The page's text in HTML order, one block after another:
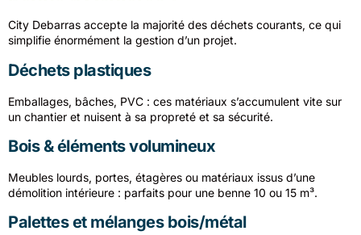
City Debarras accepte la majorité des déchets courants, ce qui
simplifie énormément la gestion d’un projet.
Déchets plastiques
Emballages, bâches, PVC : ces matériaux s’accumulent vite sur
un chantier et nuisent à sa propreté et sa sécurité.
Bois & éléments volumineux
Meubles lourds, portes, étagères ou matériaux issus d’une
démolition intérieure : parfaits pour une benne 10 ou 15 m³.
Palettes et mélanges bois/métal